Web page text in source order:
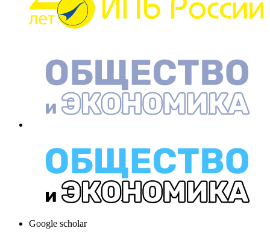
Google scholar